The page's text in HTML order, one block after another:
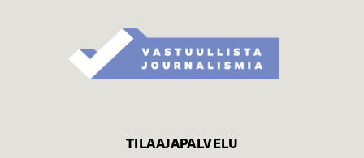
TILAAJAPALVELU